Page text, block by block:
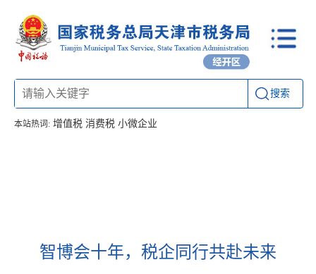
搜索
本站热词: 增值税 消费税 小微企业
智博会十年，税企同行共赴未来